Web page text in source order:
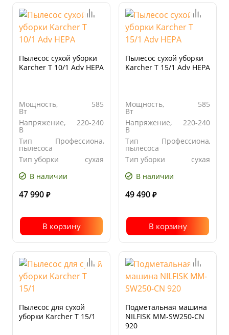
Пылесос сухой уборки
Karcher T 10/1 Adv HEPA
Мощность,
Вт
585
Напряжение,
В
220-240
Тип
пылесоса
Профессиональный
Тип уборки
сухая
В наличии
47 990 ₽
В корзину
Пылесос сухой уборки
Karcher T 15/1 Adv HEPA
Мощность,
Вт
585
Напряжение,
В
220-240
Тип
пылесоса
Тип уборки
сухая
В наличии
49 490 ₽
В корзину
Пылесос для сухой
уборки Karcher T 15/1
Подметальная машина
NILFISK MM-SW250-CN
920